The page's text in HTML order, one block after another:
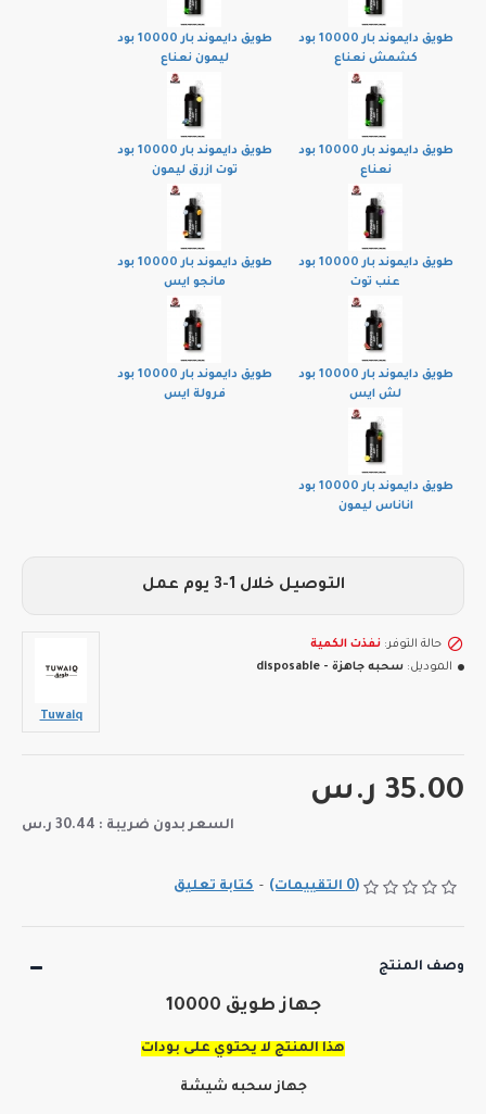
طويق دايموند بار 10000 بود
كشمش نعناع
طويق دايموند بار 10000 بود
ليمون نعناع
طويق دايموند بار 10000 بود
نعناع
طويق دايموند بار 10000 بود
توت ازرق ليمون
طويق دايموند بار 10000 بود
عنب توت
طويق دايموند بار 10000 بود
مانجو ايس
طويق دايموند بار 10000 بود
لش ايس
طويق دايموند بار 10000 بود
فرولة ايس
طويق دايموند بار 10000 بود
اناناس ليمون
(0 التقييمات) - كتابة تعليق
35.00 ر.س
السعر بدون ضريبة : 30.44 ر.س
حالة التوفر: نفذت الكمية
الموديل: سحبه جاهزة - disposable
Tuwaiq
التوصيل خلال 1-3 يوم عمل
وصف المنتج
جهاز طويق 10000
هذا المنتج لا يحتوي على بودات
جهاز سحبه شيشة